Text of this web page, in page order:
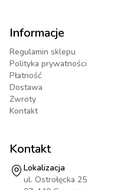
Informacje
Regulamin sklepu
Polityka prywatności
Płatność
Dostawa
Zwroty
Kontakt
Kontakt
Lokalizacja
ul. Ostrołęcka 25